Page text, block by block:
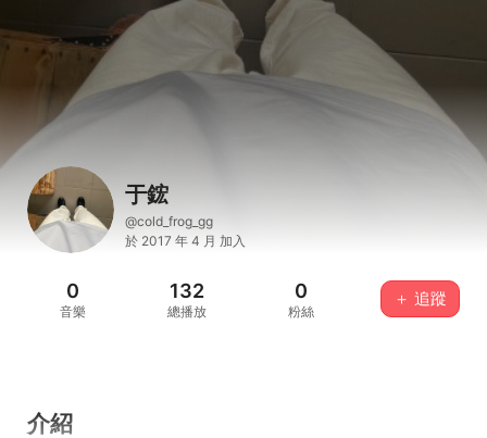
于鋐
@cold_frog_gg
於 2017 年 4 月 加入
0
音樂
132
總播放
0
粉絲
＋ 追蹤
介紹